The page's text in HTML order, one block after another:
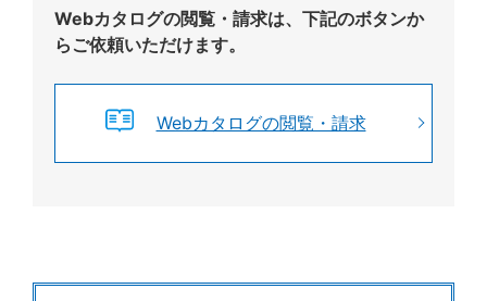
Webカタログの閲覧・請求は、下記のボタンか
らご依頼いただけます。
Webカタログの閲覧・請求